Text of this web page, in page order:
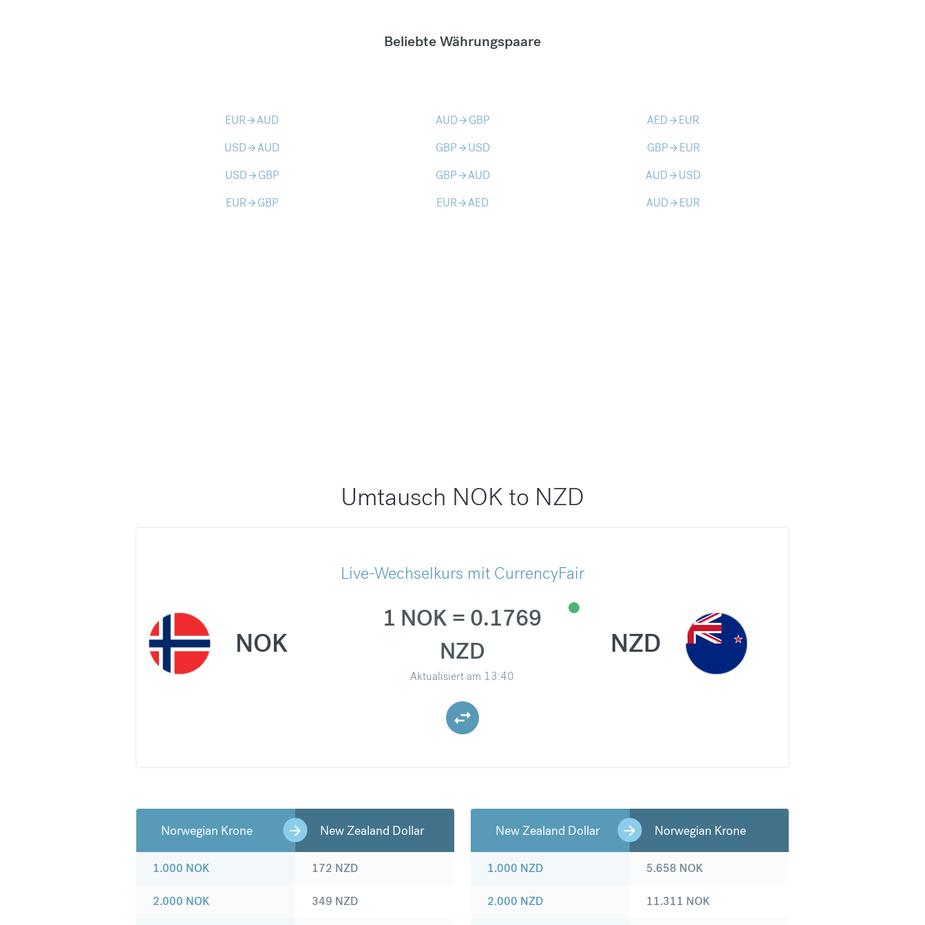
Beliebte Währungspaare
EURarrow_forwardAUD AUDarrow_forward GBP AEDarrow_forward EUR
USDarrow_forwardAUD GBParrow_forward USD GBParrow_forward EUR
USDarrow_forward GBP GBParrow_forwardAUD AUDarrow_forward USD
EURarrow_forward GBP EURarrow_forwardAED AUDarrow_forward EUR
Umtausch NOK to NZD
Live-Wechselkurs mit CurrencyFair
NOK
1 NOK = 0.1769
NZD
Aktualisiert am 13:40
NZD
Norwegian Krone New Zealand Dollar
1.000 NOK
2.000 NOK
172 NZD
349 NZD
New Zealand Dollar Norwegian Krone
1.000 NZD
2.000 NZD
5.658 NOK
11.311 NOK